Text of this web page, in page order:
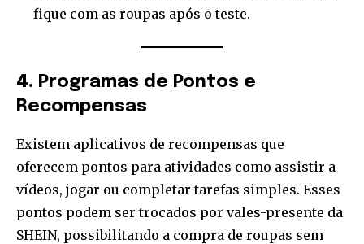
fique com as roupas após o teste.
4. Programas de Pontos e
Recompensas
Existem aplicativos de recompensas que
oferecem pontos para atividades como assistir a
vídeos, jogar ou completar tarefas simples. Esses
pontos podem ser trocados por vales-presente da
SHEIN, possibilitando a compra de roupas sem